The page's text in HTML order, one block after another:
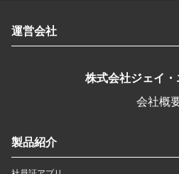
運営会社
株式会社ジェイ
会社概
製品紹介